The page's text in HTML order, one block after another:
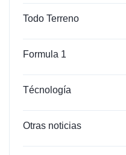
Todo Terreno
Formula 1
Técnología
Otras noticias